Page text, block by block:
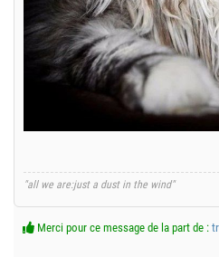
"all we are:just a dust in the wind"
Merci pour ce message de la part de :